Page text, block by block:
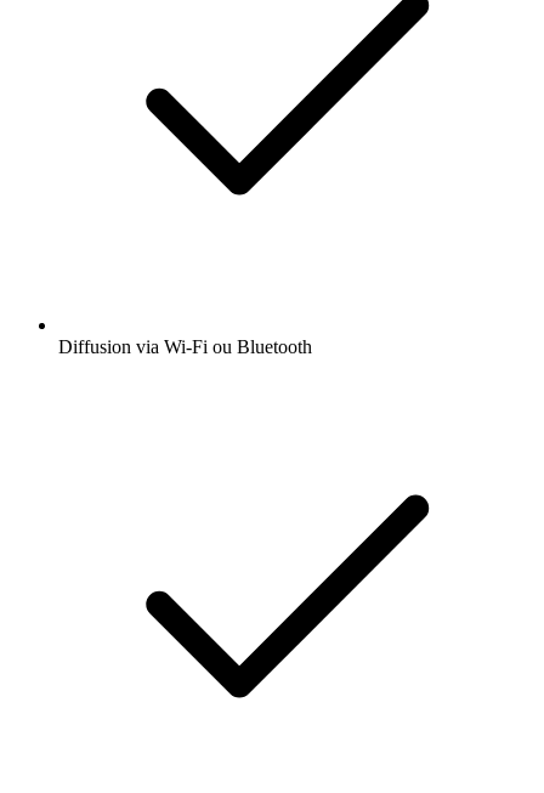
Diffusion via Wi-Fi ou Bluetooth